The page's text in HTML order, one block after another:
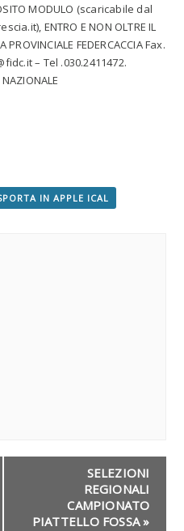
MODULO (scaricabile dal
ENTRO E NON OLTRE IL
PROVINCIALE FEDERCACCIA Fax.
– Tel .030.2411472.
IN APPLE ICAL
SELEZIONI
REGIONALI
CAMPIONATO
PIATTELLO FOSSA»